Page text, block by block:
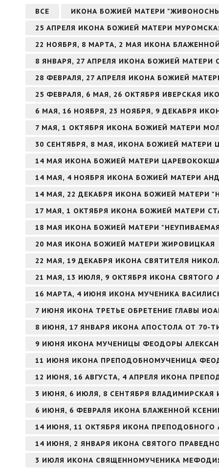
ВСЕ
ИКОНА БОЖИЕЙ МАТЕРИ
25 АПРЕЛЯ ИКОНА БОЖИЕЙ МАТЕРИ
22 НОЯБРЯ, 8 МАРТА, 2 МАЯ ИКОНА
8 ЯНВАРЯ, 27 АПРЕЛЯ ИКОНА БОЖИЕЙ МАТЕРИ
28 ФЕВРАЛЯ, 27 АПРЕЛЯ ИКОНА БОЖИЕЙ
25 ФЕВРАЛЯ, 6 МАЯ, 26 ОКТЯБРЯ ИВЕРСКАЯ
6 МАЯ, 16 НОЯБРЯ, 23 НОЯБРЯ, 9 ДЕКАБРЯ
7 МАЯ, 1 ОКТЯБРЯ ИКОНА БОЖИЕЙ МАТЕРИ
30 СЕНТЯБРЯ, 8 МАЯ, ИКОНА БОЖИЕЙ МАТЕРИ
14 МАЯ ИКОНА БОЖИЕЙ МАТЕРИ
14 МАЯ, 4 НОЯБРЯ ИКОНА БОЖИЕЙ МАТЕРИ
14 МАЯ, 22 ДЕКАБРЯ ИКОНА БОЖИЕЙ МАТЕРИ
17 МАЯ, 1 ОКТЯБРЯ ИКОНА БОЖИЕЙ МАТЕРИ
18 МАЯ ИКОНА БОЖИЕЙ МАТЕРИ
20 МАЯ ИКОНА БОЖИЕЙ МАТЕРИ ЖИРОВИЦКАЯ
22 МАЯ, 19 ДЕКАБРЯ ИКОНА СВЯТИТЕЛЯ
21 МАЯ, 13 ИЮЛЯ, 9 ОКТЯБРЯ ИКОНА
16 МАРТА, 4 ИЮНЯ ИКОНА МУЧЕНИКА
7 ИЮНЯ ИКОНА ТРЕТЬЕ ОБРЕТЕНИЕ ГЛАВЫ
8 ИЮНЯ, 17 ЯНВАРЯ ИКОНА АПОСТОЛА ОТ 70-
9 ИЮНЯ ИКОНА МУЧЕНИЦЫ ФЕОДОРЫ
11 ИЮНЯ ИКОНА ПРЕПОДОБНОМУЧЕНИЦА
12 ИЮНЯ, 16 АВГУСТА, 4 АПРЕЛЯ ИКОНА
3 ИЮНЯ, 6 ИЮЛЯ, 8 СЕНТЯБРЯ
6 ИЮНЯ, 6 ФЕВРАЛЯ ИКОНА БЛАЖЕННОЙ
14 ИЮНЯ, 11 ОКТЯБРЯ ИКОНА ПРЕПОДОБНОГО
14 ИЮНЯ, 2 ЯНВАРЯ ИКОНА СВЯТОГО
3 ИЮЛЯ ИКОНА СВЯЩЕННОМУЧЕНИКА